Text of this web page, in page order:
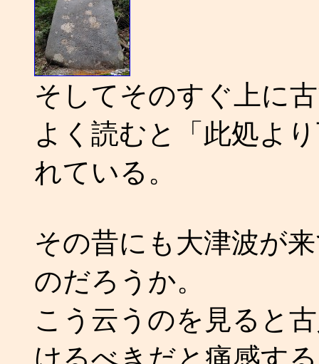
そしてそのすぐ上に
よく読むと「此処よ
れている。
その昔にも大津波が
のだろうか。
こう云うのを見ると